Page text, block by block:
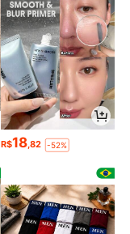
R$18,82 -52%